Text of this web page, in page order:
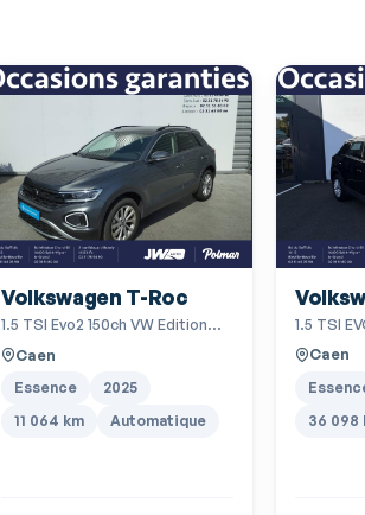
Calandre chromée
Capteur de luminosité
Ceinture de vitrage
Clim automatique bi-
Commande du
Compte tours
Détecteur de sous-
Ecran multifonction
Volkswagen T-Roc
1.5 TSI Evo2 150ch VW Edition
DSG7
Caen
Essence
2025
11 064 km
Automatique
1.5 TSI
Caen
36 098